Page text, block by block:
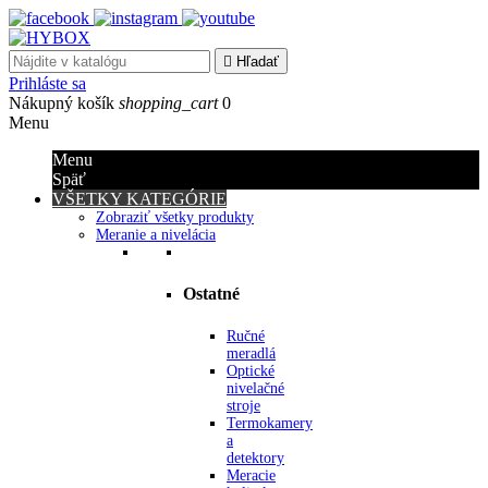
 Hľadať
Prihláste sa
Nákupný košík shopping_cart 0
Menu
Menu
Späť
VŠETKY KATEGÓRIE
Zobraziť všetky produkty
Meranie a nivelácia
Ostatné
Ručné
meradlá
Optické
nivelačné
stroje
Termokamery
a
detektory
Meracie